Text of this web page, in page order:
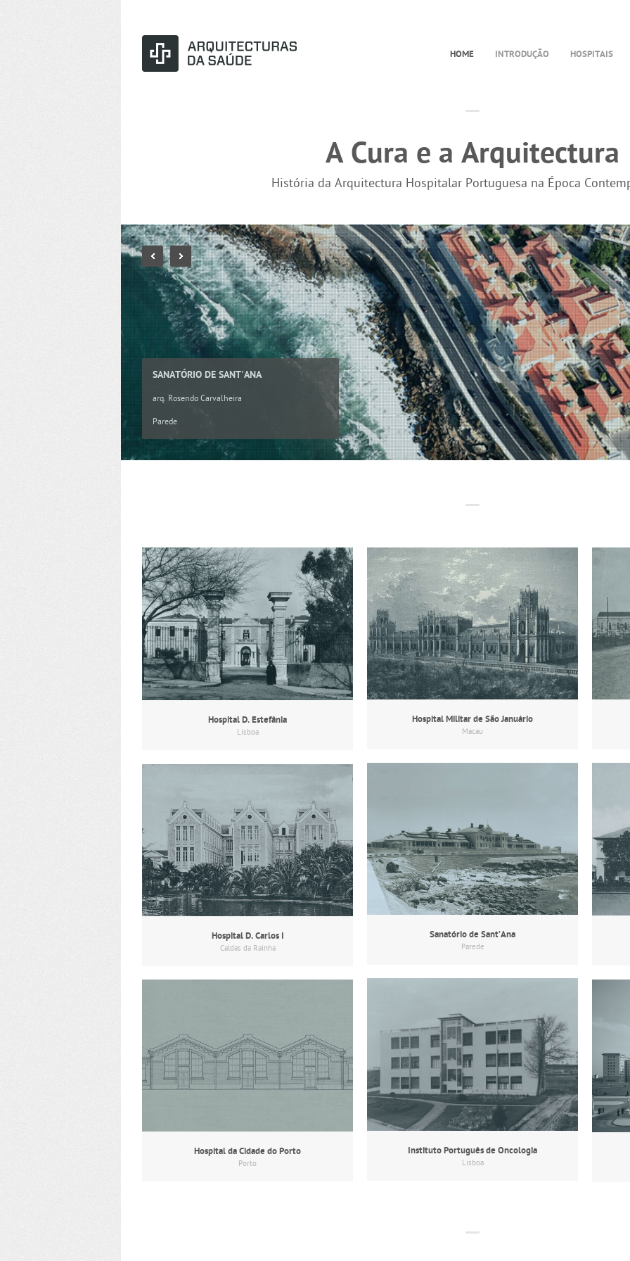
HOME INTRODUÇÃO HOSPITAIS
A Cura e a Arquitectura
História da Arquitectura Hospitalar Portuguesa na Época
SANATÓRIO DE SANT'ANA
arq. Rosendo Carvalheira
Parede
Hospital D. Estefânia
Lisboa
Hospital Militar de São Januário
Macau
Sanatório de Sant’Ana
Parede
Hospital D. Carlos I
Caldas da Rainha
Instituto Português de Oncologia
Lisboa
Hospital da Cidade do Porto
Porto